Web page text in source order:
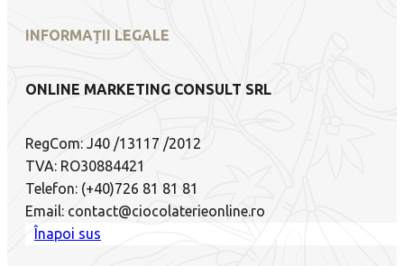
INFORMAȚII LEGALE
ONLINE MARKETING CONSULT SRL
RegCom: J40 /13117 /2012
TVA: RO30884421
Telefon: (+40)726 81 81 81
Email: contact@ciocolaterieonline.ro
Înapoi sus